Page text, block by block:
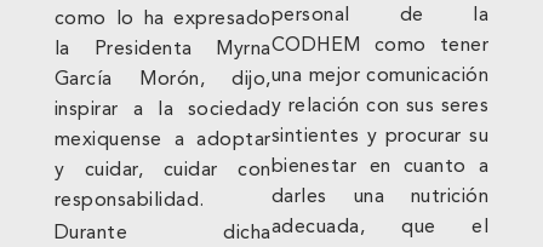
como lo ha expresado
la Presidenta Myrna
García Morón, dijo,
inspirar a la sociedad
mexiquense a adoptar
y cuidar, cuidar con
responsabilidad.
Durante dicha
personal de la
CODHEM como tener
una mejor comunicación
y relación con sus seres
sintientes y procurar su
bienestar en cuanto a
darles una nutrición
adecuada, que el